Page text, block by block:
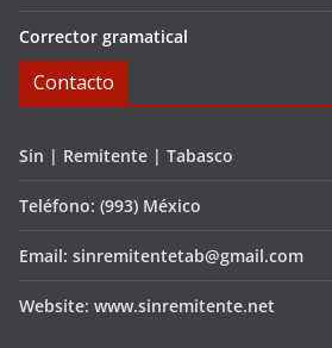
Corrector gramatical
Contacto
Sin | Remitente | Tabasco
Teléfono: (993) México
Email: sinremitentetab@gmail.com
Website: www.sinremitente.net